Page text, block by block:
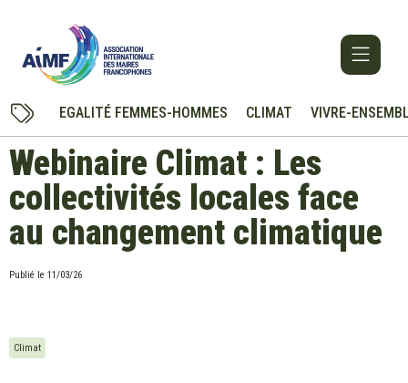
EGALITÉ FEMMES-HOMMES CLIMAT VIVRE-
Webinaire Climat : Les
collectivités locales face
au changement climatique
Publié le 11/03/26
Climat